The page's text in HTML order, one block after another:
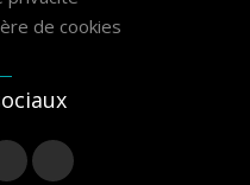
de cookies